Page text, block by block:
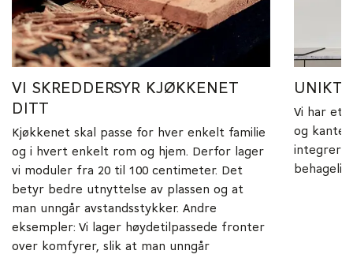
VI SKREDDERSYR KJØKKENET
DITT
Kjøkkenet skal passe for hver enkelt familie
og i hvert enkelt rom og hjem. Derfor lager
vi moduler fra 20 til 100 centimeter. Det
betyr bedre utnyttelse av plassen og at
man unngår avstandsstykker. Andre
eksempler: Vi lager høydetilpassede fronter
over komfyrer, slik at man unngår
UNIKT
Vi har et
og
integrert